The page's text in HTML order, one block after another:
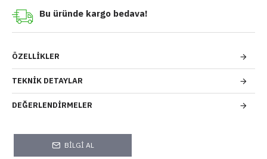
ÖZELLIKLER
TEKNIK DETAYLAR
DEĞERLENDIRMELER
BILGI AL
Bu üründe kargo bedava!